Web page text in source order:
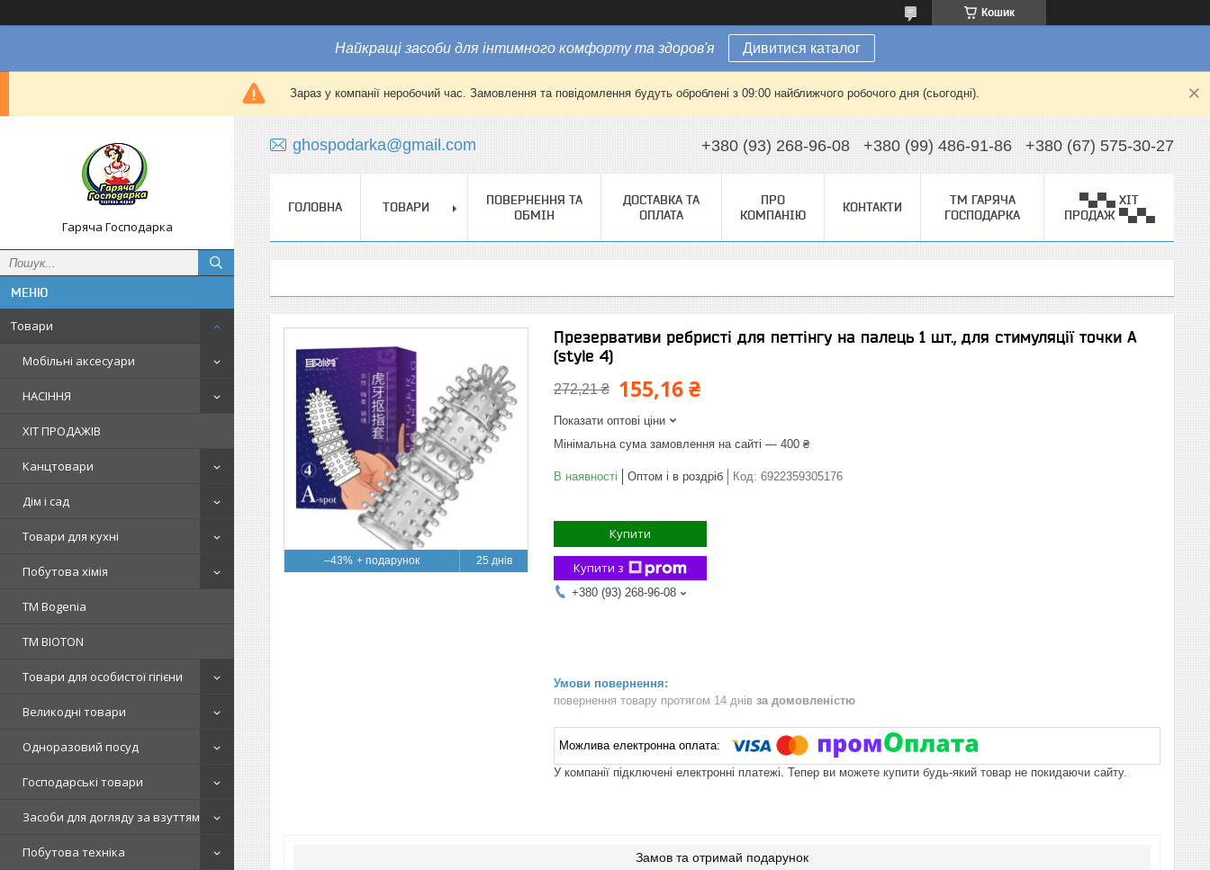
Кошик
Найкращі засоби для інтимного комфорту та здоров'я Дивитися каталог
Зараз у компанії неробочий час. Замовлення та повідомлення будуть оброблені з 09:00 найближчого робочого дня (сьогодні).
Гаряча Господарка
Товари
Мобільні аксесуари
НАСІННЯ
ХІТ ПРОДАЖІВ
Канцтовари
Дім і сад
Товари для кухні
Побутова хімія
ТМ Bogenia
ТМ BIOTON
Товари для особистої гігієни
Великодні товари
Одноразовий посуд
Господарські товари
Засоби для догляду за взуттям
Побутова техніка
ghospodarka@gmail.com +380 (93) 268-96-08 +380 (99) 486-91-86 +380 (67) 575-30-27
ГОЛОВНА ТОВАРИ
ПОВЕРНЕННЯ ТА
ОБМІН
ДОСТАВКА ТА
ОПЛАТА
ПРО
КОМПАНІЮ
КОНТАКТИ
ТМ ГАРЯЧА
ГОСПОДАРКА
▀▄▀▄ ХІТ
ПРОДАЖ ▀▄▀▄
–43% 25 днів
Презервативи ребристі для петтінгу на палець 1 шт., для стимуляції точки A
(style 4)
272,21 ₴ 155,16 ₴
Показати оптові ціни
Мінімальна сума замовлення на сайті — 400 ₴
В наявності Оптом і в роздріб Код: 6922359305176
Купити
Купити з
+380 (93) 268-96-08
повернення товару протягом 14 днів за домовленістю
У компанії підключені електронні платежі. Тепер ви можете купити будь-який товар не покидаючи сайту.
Замов та отримай подарунок